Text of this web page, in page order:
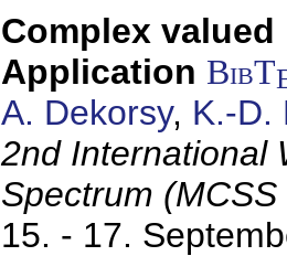
Complex valued
Application BibT
A. Dekorsy, K.-D.
2nd International
Spectrum
15. - 17.